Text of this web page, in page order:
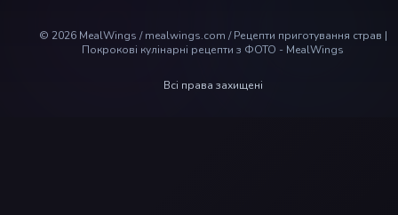
© 2026 MealWings / mealwings.com /Рецепти приготування страв |
Покрокові кулінарні рецепти з ФОТО - MealWings
Всі права захищені